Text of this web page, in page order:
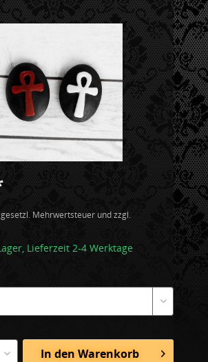
Mehrwertsteuer und zzgl.
Lieferzeit 2-4 Werktage
In den Warenkorb